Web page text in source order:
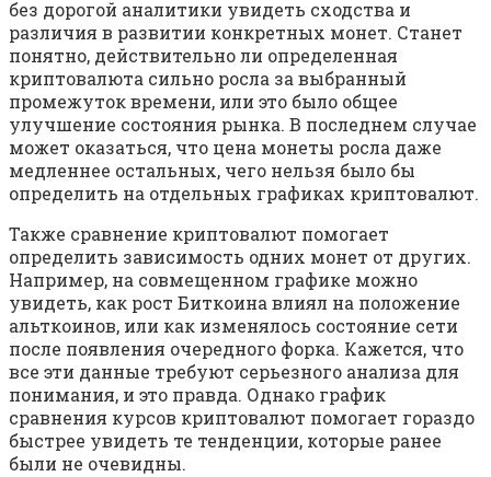
без дорогой аналитики увидеть сходства и
различия в развитии конкретных монет. Станет
понятно, действительно ли определенная
криптовалюта сильно росла за выбранный
промежуток времени, или это было общее
улучшение состояния рынка. В последнем случае
может оказаться, что цена монеты росла даже
медленнее остальных, чего нельзя было бы
определить на отдельных графиках криптовалют.
Также сравнение криптовалют помогает
определить зависимость одних монет от других.
Например, на совмещенном графике можно
увидеть, как рост Биткоина влиял на положение
альткоинов, или как изменялось состояние сети
после появления очередного форка. Кажется, что
все эти данные требуют серьезного анализа для
понимания, и это правда. Однако график
сравнения курсов криптовалют помогает гораздо
быстрее увидеть те тенденции, которые ранее
были не очевидны.